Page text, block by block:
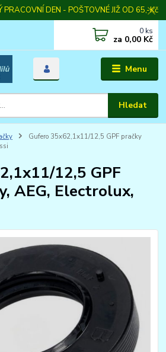
PRACOVNÍ DEN - POŠTOVNÉ JIŽ OD 65,-Kč
Menu
Hledat
0 ks
za 0,00 Kč
Gufero 35x62,1x11/12,5 GPF pračky
12,5 GPF
AEG, Electrolux,